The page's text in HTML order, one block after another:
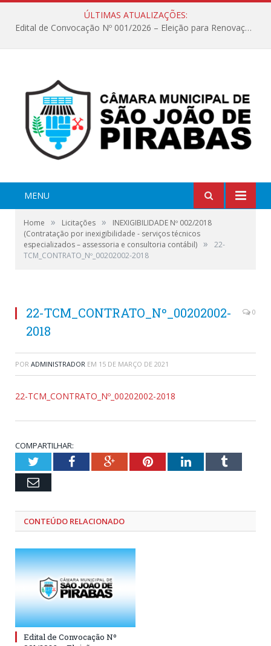
ÚLTIMAS ATUALIZAÇÕES:
Edital de Convocação Nº 001/2026 – Eleição para Renovação da Mesa Diretora – Biênio 2027/2028
MENU
Home » Licitações »
INEXIGIBILIDADE Nº 002/2018
(Contratação por inexigibilidade - serviços técnicos
especializados – assessoria e consultoria contábil) »
22-
TCM_CONTRATO_Nº_00202002-2018
22-TCM_CONTRATO_Nº_00202002-
2018
0
POR ADMINISTRADOR EM 15 DE MARÇO DE 2021
22-TCM_CONTRATO_Nº_00202002-2018
COMPARTILHAR:
TwitterFacebookGoogle+PinterestLinkedInTumblr
Email
CONTEÚDO RELACIONADO
Edital de Convocação Nº